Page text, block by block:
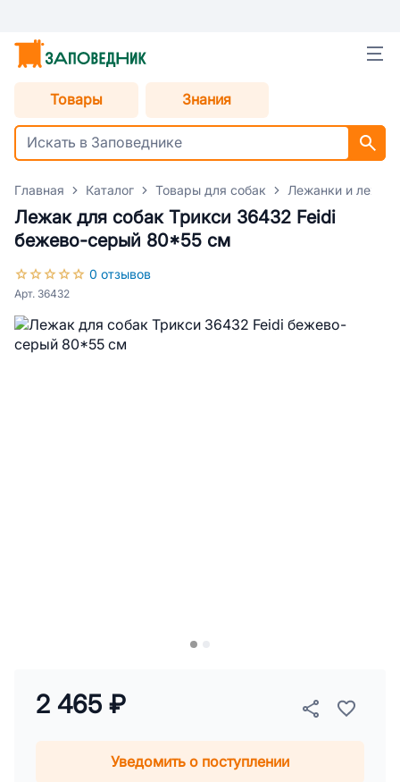
Товары Знания
Главная Каталог Товары для собак Лежанки и
Лежак для собак Трикси 36432 Feidi
бежево-серый 80*55 см
0 отзывов
Арт. 36432
2 465 ₽
Уведомить о поступлении